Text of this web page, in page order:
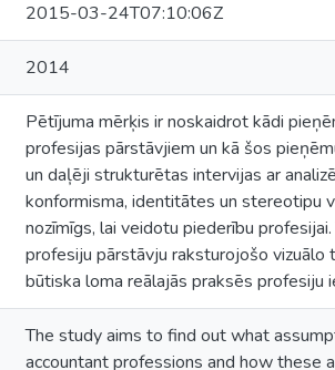
2015-03-24T07:10:06Z
2014
Pētījuma mērķis ir noskaidrot kādi
profesijas pārstāvjiem un kā šos
un daļēji strukturētas intervijas ar
konformisma, identitātes un stereotipu
nozīmīgs, lai veidotu piederību
profesiju pārstāvju raksturojošo vizuālo
būtiska loma reālajās praksēs profesiju
The study aims to find out what
accountant professions and how these